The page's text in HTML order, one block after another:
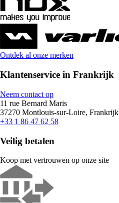
Ontdek al onze merken
Klantenservice in Frankrijk
Neem contact op
11 rue Bernard Maris
37270 Montlouis-sur-Loire, Frankrijk
+33 1 86 47 62 58
Veilig betalen
Koop met vertrouwen op onze site